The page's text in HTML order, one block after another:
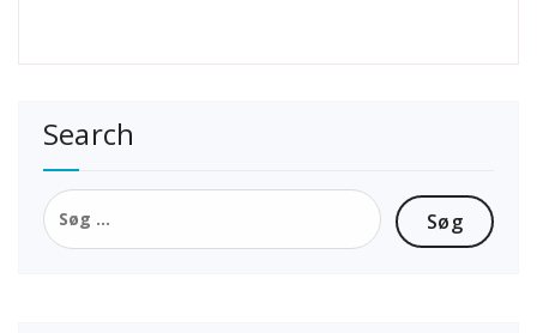
Search
Søg
efter: